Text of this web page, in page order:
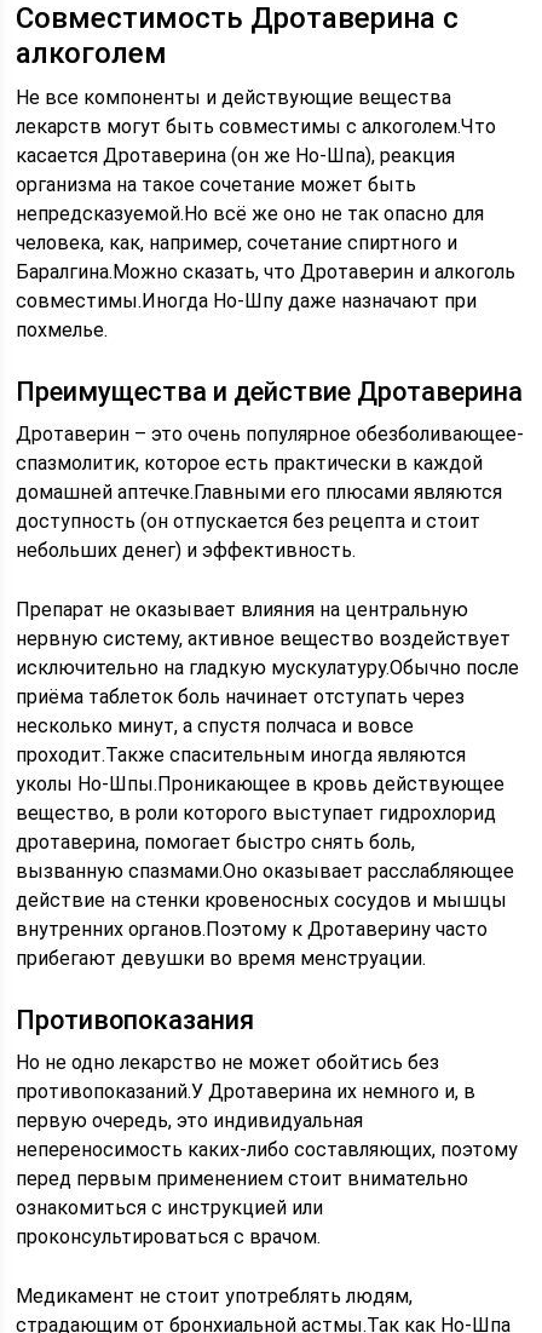
Совместимость Дротаверина с
алкоголем
Не все компоненты и действующие вещества
лекарств могут быть совместимы с алкоголем.Что
касается Дротаверина (он же Но-Шпа), реакция
организма на такое сочетание может быть
непредсказуемой.Но всё же оно не так опасно для
человека, как, например, сочетание спиртного и
Баралгина.Можно сказать, что Дротаверин и алкоголь
совместимы.Иногда Но-Шпу даже назначают при
похмелье.
Преимущества и действие Дротаверина
Дротаверин – это очень популярное обезболивающее-
спазмолитик, которое есть практически в каждой
домашней аптечке.Главными его плюсами являются
доступность (он отпускается без рецепта и стоит
небольших денег) и эффективность.
Препарат не оказывает влияния на центральную
нервную систему, активное вещество воздействует
исключительно на гладкую мускулатуру.Обычно после
приёма таблеток боль начинает отступать через
несколько минут, а спустя полчаса и вовсе
проходит.Также спасительным иногда являются
уколы Но-Шпы.Проникающее в кровь действующее
вещество, в роли которого выступает гидрохлорид
дротаверина, помогает быстро снять боль,
вызванную спазмами.Оно оказывает расслабляющее
действие на стенки кровеносных сосудов и мышцы
внутренних органов.Поэтому к Дротаверину часто
прибегают девушки во время менструации.
Противопоказания
Но не одно лекарство не может обойтись без
противопоказаний.У Дротаверина их немного и, в
первую очередь, это индивидуальная
непереносимость каких-либо составляющих, поэтому
перед первым применением стоит внимательно
ознакомиться с инструкцией или
проконсультироваться с врачом.
Медикамент не стоит употреблять людям,
страдающим от бронхиальной астмы.Так как Но-Шпа